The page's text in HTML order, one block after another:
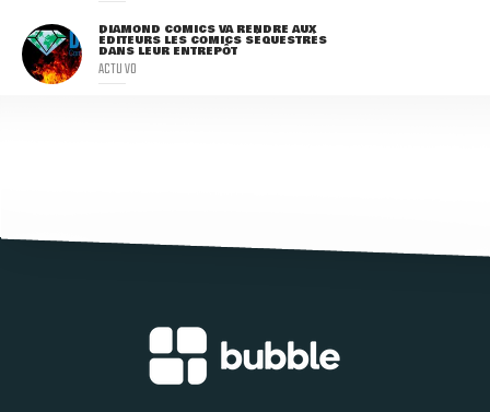
DIAMOND COMICS VA RENDRE AUX
ÉDITEURS LES COMICS SÉQUESTRÉS
DANS LEUR ENTREPÔT
ACTU VO